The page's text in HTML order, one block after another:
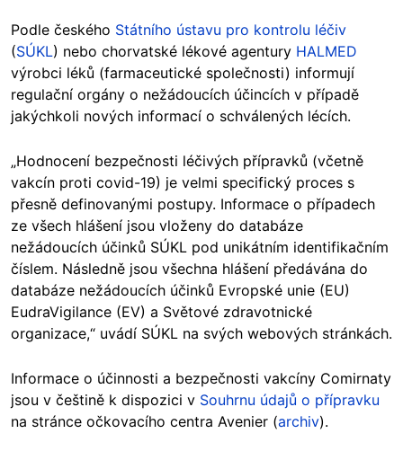
Podle českého Státního ústavu pro kontrolu léčiv
(SÚKL) nebo chorvatské lékové agentury HALMED
výrobci léků (farmaceutické společnosti) informují
regulační orgány o nežádoucích účincích v případě
jakýchkoli nových informací o schválených lécích.
„Hodnocení bezpečnosti léčivých přípravků (včetně
vakcín proti covid-19) je velmi specifický proces s
přesně definovanými postupy. Informace o případech
ze všech hlášení jsou vloženy do databáze
nežádoucích účinků SÚKL pod unikátním identifikačním
číslem. Následně jsou všechna hlášení předávána do
databáze nežádoucích účinků Evropské unie (EU)
EudraVigilance (EV) a Světové zdravotnické
organizace,“ uvádí SÚKL na svých webových stránkách.
Informace o účinnosti a bezpečnosti vakcíny Comirnaty
jsou v češtině k dispozici v Souhrnu údajů o přípravku
na stránce očkovacího centra Avenier (archiv).